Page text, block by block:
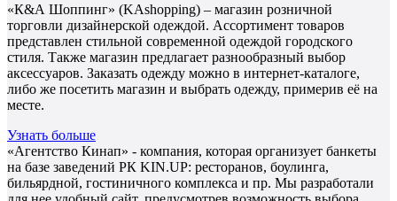
«К&А Шоппинг» (KAshopping) – магазин розничной
торговли дизайнерской одеждой. Ассортимент товаров
представлен стильной современной одеждой городского
стиля. Также магазин предлагает разнообразный выбор
аксессуаров. Заказать одежду можно в интернет-каталоге,
либо же посетить магазин и выбрать одежду, примерив её на
месте.
Узнать больше
«Агентство Кинап» - компания, которая организует банкеты
на базе заведений РК KIN.UP: ресторанов, боулинга,
бильярдной, гостиничного комплекса и пр. Мы разработали